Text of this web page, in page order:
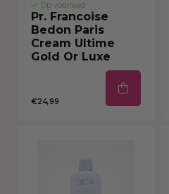
Op voorraad
Pr. Francoise
Bedon Paris
Cream Ultime
Gold Or Luxe
€24,99